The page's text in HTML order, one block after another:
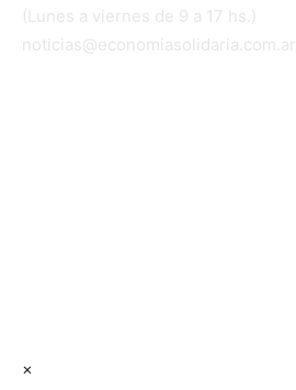
(Lunes a viernes de 9 a 17 hs.)
noticias@economiasolidaria.com.ar
×